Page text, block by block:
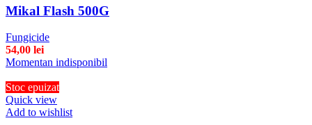
Mikal Flash 500G
Fungicide
54,00 lei
Momentan indisponibil
Stoc epuizat
Quick view
Add to wishlist